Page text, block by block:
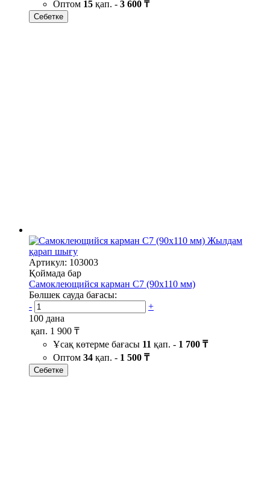
Оптом 15 қап. - 3 600 ₸
Себетке
Жылдам
қарап шығу
Артикул: 103003
Қоймада бар
Самоклеющийся карман C7 (90х110 мм)
Бөлшек сауда бағасы:
-
+
100 дана
қап. 1 900 ₸
Ұсақ көтерме бағасы 11 қап. - 1 700 ₸
Оптом 34 қап. - 1 500 ₸
Себетке